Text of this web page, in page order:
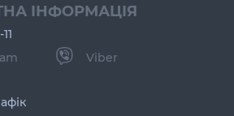
ІНФОРМАЦІЯ
Viber